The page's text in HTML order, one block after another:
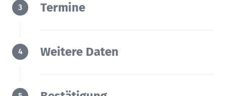
3 Termine
4 Weitere Daten